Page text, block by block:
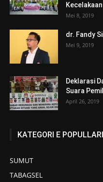
Kecelakaan
Mei 8, 2019
dr. Fandy
Mei 9, 2019
Deklarasi
Suara
April 26, 2019
KATEGORI E
SUMUT
TABAGSEL